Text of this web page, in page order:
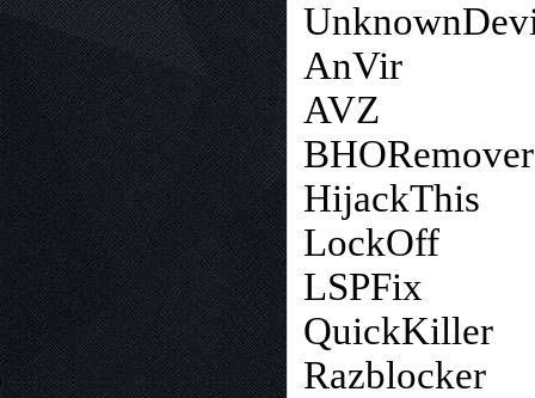
AnVir
AVZ
BHORemover
HijackThis
LockOff
LSPFix
QuickKiller
Razblocker